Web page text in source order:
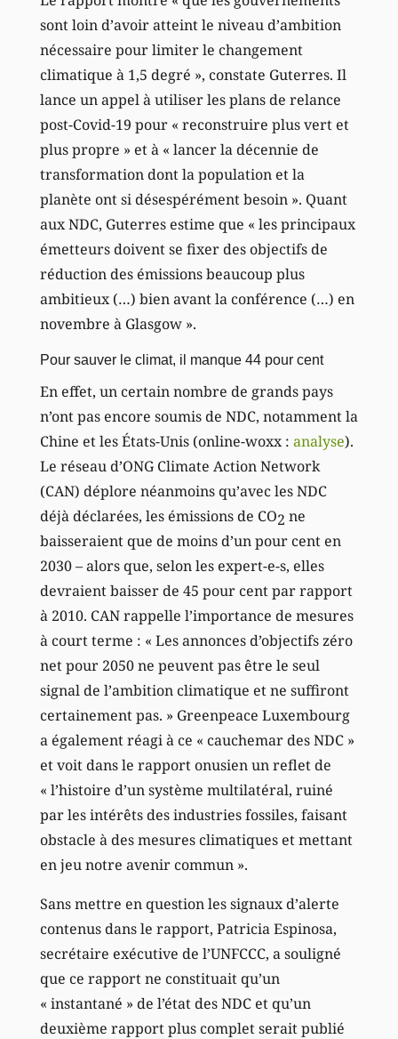
sont loin d’avoir atteint le niveau d’ambition
nécessaire pour limiter le changement
climatique à 1,5 degré », constate Guterres. Il
lance un appel à utiliser les plans de relance
post-Covid-19 pour « reconstruire plus vert et
plus propre » et à « lancer la décennie de
transformation dont la population et la
planète ont si désespérément besoin ». Quant
aux NDC, Guterres estime que « les principaux
émetteurs doivent se fixer des objectifs de
réduction des émissions beaucoup plus
ambitieux (…) bien avant la conférence (…) en
novembre à Glasgow ».
Pour sauver le climat, il manque 44 pour cent
En effet, un certain nombre de grands pays
n’ont pas encore soumis de NDC, notamment la
Chine et les États-Unis (online-woxx : analyse).
Le réseau d’ONG Climate Action Network
(CAN) déplore néanmoins qu’avec les NDC
déjà déclarées, les émissions de CO2 ne
baisseraient que de moins d’un pour cent en
2030 – alors que, selon les expert-e-s, elles
devraient baisser de 45 pour cent par rapport
à 2010. CAN rappelle l’importance de mesures
à court terme : « Les annonces d’objectifs zéro
net pour 2050 ne peuvent pas être le seul
signal de l’ambition climatique et ne suffiront
certainement pas. » Greenpeace Luxembourg
a également réagi à ce « cauchemar des NDC »
et voit dans le rapport onusien un reflet de
« l’histoire d’un système multilatéral, ruiné
par les intérêts des industries fossiles, faisant
obstacle à des mesures climatiques et mettant
en jeu notre avenir commun ».
Sans mettre en question les signaux d’alerte
contenus dans le rapport, Patricia Espinosa,
secrétaire exécutive de l’UNFCCC, a souligné
que ce rapport ne constituait qu’un
« instantané » de l’état des NDC et qu’un
deuxième rapport plus complet serait publié